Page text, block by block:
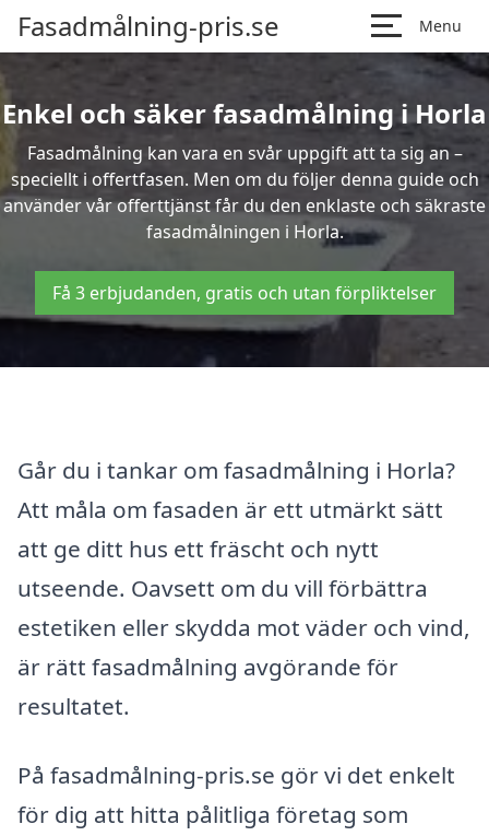
Fasadmålning-pris.se Menu
Enkel och säker fasadmålning i Horla
Fasadmålning kan vara en svår uppgift att ta sig an –
speciellt i offertfasen. Men om du följer denna guide och
använder vår offerttjänst får du den enklaste och säkraste
fasadmålningen i Horla.
Få 3 erbjudanden, gratis och utan förpliktelser
Går du i tankar om fasadmålning i Horla?
Att måla om fasaden är ett utmärkt sätt
att ge ditt hus ett fräscht och nytt
utseende. Oavsett om du vill förbättra
estetiken eller skydda mot väder och vind,
är rätt fasadmålning avgörande för
resultatet.
På fasadmålning-pris.se gör vi det enkelt
för dig att hitta pålitliga företag som